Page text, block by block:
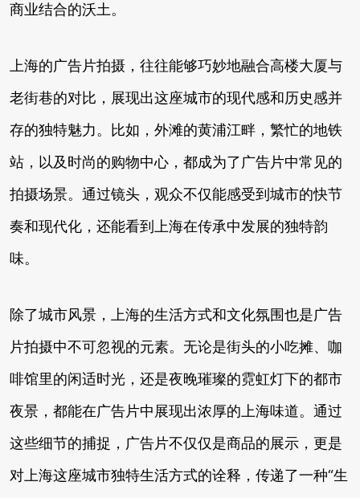
商业结合的沃土。
上海的广告片拍摄，往往能够巧妙地融合高楼大厦与
老街巷的对比，展现出这座城市的现代感和历史感并
存的独特魅力。比如，外滩的黄浦江畔，繁忙的地铁
站，以及时尚的购物中心，都成为了广告片中常见的
拍摄场景。通过镜头，观众不仅能感受到城市的快节
奏和现代化，还能看到上海在传承中发展的独特韵
味。
除了城市风景，上海的生活方式和文化氛围也是广告
片拍摄中不可忽视的元素。无论是街头的小吃摊、咖
啡馆里的闲适时光，还是夜晚璀璨的霓虹灯下的都市
夜景，都能在广告片中展现出浓厚的上海味道。通过
这些细节的捕捉，广告片不仅仅是商品的展示，更是
对上海这座城市独特生活方式的诠释，传递了一种“生